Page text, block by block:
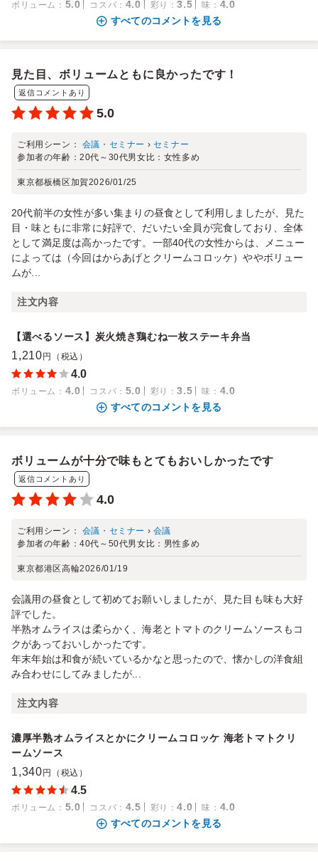
ボリューム ： 5.0 コスパ ： 4.0 彩り ：3.5 味 ： 4.0
すべてのコメントを見る
見た目、ボリュームともに良かったです！
返信コメントあり
5.0
ご利用シーン： 会議・セミナー › セミナー
参加者の年齢：20代～30代男女比： 女性多め
東京都板橋区加賀2026/01/25
20代前半の女性が多い集まりの昼食として利用しましたが、見た
目・味ともに非常に好評で、だいたい全員が完食しており、全体
として満足度は高かったです。一部40代の女性からは、メニュー
によっては（今回はからあげとクリームコロッケ）ややボリュー
ムが...
注文内容
【選べるソース】炭火焼き鶏むね一枚ステーキ弁当
1,210 円（税込）
4.0
ボリューム ： 4.0 コスパ ： 5.0 彩り ：3.5 味 ： 4.0
すべてのコメントを見る
ボリュームが十分で味もとてもおいしかったです
返信コメントあり
4.0
ご利用シーン： 会議・セミナー › 会議
参加者の年齢：40代～50代男女比： 男性多め
東京都港区高輪2026/01/19
会議用の昼食として初めてお願いしましたが、見た目も味も大好
評でした。
半熟オムライスは柔らかく、海老とトマトのクリームソースもコ
クがあっておいしかったです。
年末年始は和食が続いているかなと思ったので、懐かしの洋食組
み合わせにしてみましたが...
注文内容
濃厚半熟オムライスとかにクリームコロッケ 海老トマトクリ
ームソース
1,340 円（税込）
4.5
ボリューム ： 5.0 コスパ ： 4.5 彩り ：4.0 味 ： 4.0
すべてのコメントを見る